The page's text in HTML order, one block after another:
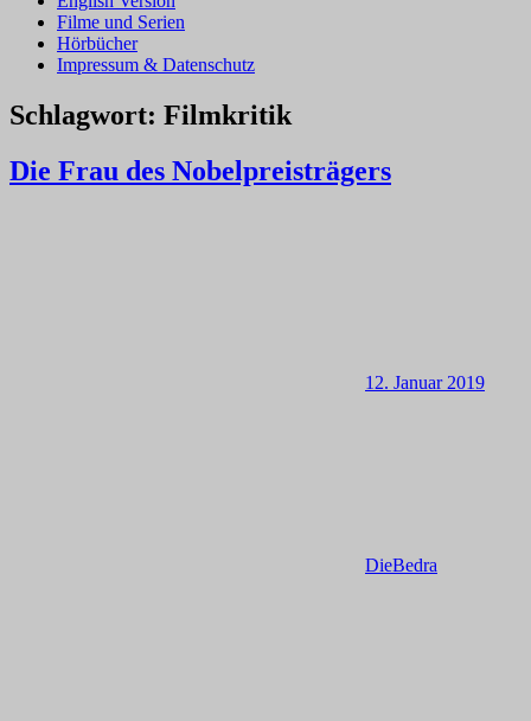
Filme und Serien
Hörbücher
Impressum & Datenschutz
Schlagwort: Filmkritik
Die Frau des Nobelpreisträgers
12. Januar 2019
DieBedra